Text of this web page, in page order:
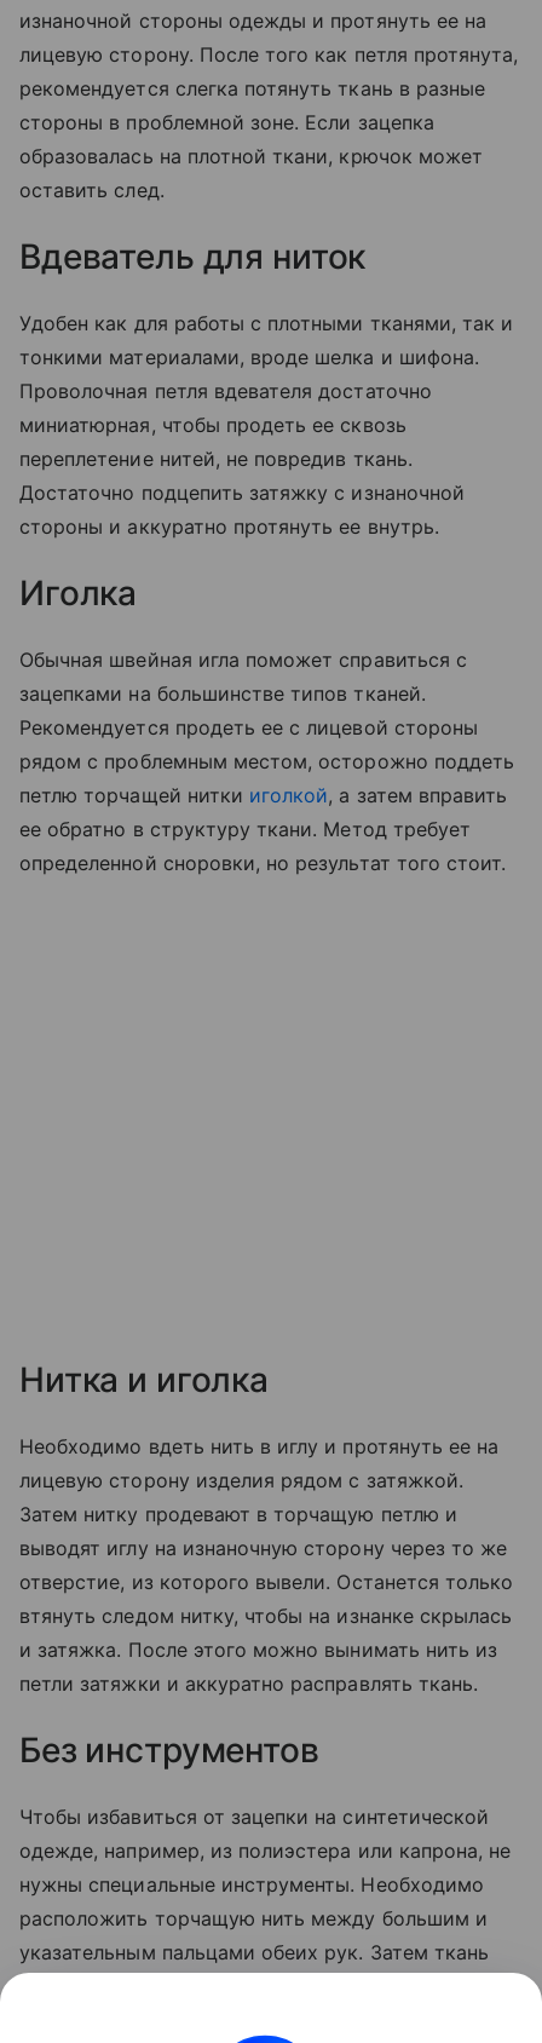
изнаночной стороны одежды и протянуть ее на
лицевую сторону. После того как петля протянута,
рекомендуется слегка потянуть ткань в разные
стороны в проблемной зоне. Если зацепка
образовалась на плотной ткани, крючок может
оставить след.
Вдеватель для ниток
Удобен как для работы с плотными тканями, так и
тонкими материалами, вроде шелка и шифона.
Проволочная петля вдевателя достаточно
миниатюрная, чтобы продеть ее сквозь
переплетение нитей, не повредив ткань.
Достаточно подцепить затяжку с изнаночной
стороны и аккуратно протянуть ее внутрь.
Иголка
Обычная швейная игла поможет справиться с
зацепками на большинстве типов тканей.
Рекомендуется продеть ее с лицевой стороны
рядом с проблемным местом, осторожно поддеть
петлю торчащей нитки иголкой, а затем вправить
ее обратно в структуру ткани. Метод требует
определенной сноровки, но результат того стоит.
Нитка и иголка
Необходимо вдеть нить в иглу и протянуть ее на
лицевую сторону изделия рядом с затяжкой.
Затем нитку продевают в торчащую петлю и
выводят иглу на изнаночную сторону через то же
отверстие, из которого вывели. Останется только
втянуть следом нитку, чтобы на изнанке скрылась
и затяжка. После этого можно вынимать нить из
петли затяжки и аккуратно расправлять ткань.
Без инструментов
Чтобы избавиться от зацепки на синтетической
одежде, например, из полиэстера или капрона, не
нужны специальные инструменты. Необходимо
расположить торчащую нить между большим и
указательным пальцами обеих рук. Затем ткань